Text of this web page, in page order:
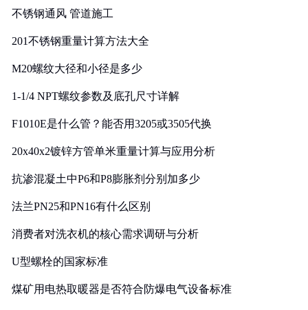
不锈钢通风 管道施工
201不锈钢重量计算方法大全
M20螺纹大径和小径是多少
1-1/4 NPT螺纹参数及底孔尺寸详解
F1010E是什么管？能否用3205或3505代换
20x40x2镀锌方管单米重量计算与应用分析
抗渗混凝土中P6和P8膨胀剂分别加多少
法兰PN25和PN16有什么区别
消费者对洗衣机的核心需求调研与分析
U型螺栓的国家标准
煤矿用电热取暖器是否符合防爆电气设备标准